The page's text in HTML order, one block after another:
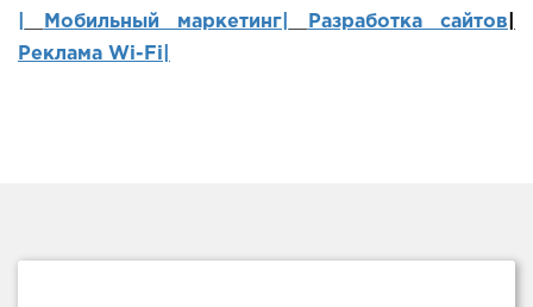
Мобильный маркетинг Разработка сайтов
Реклама Wi-Fi|